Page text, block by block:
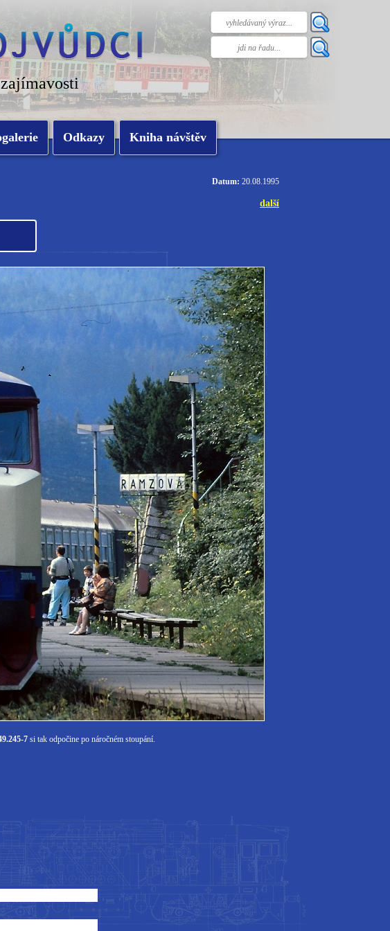
Odkazy Kniha návštěv
Datum: 20.08.1995
další
7 si tak odpočine po náročném stoupání.